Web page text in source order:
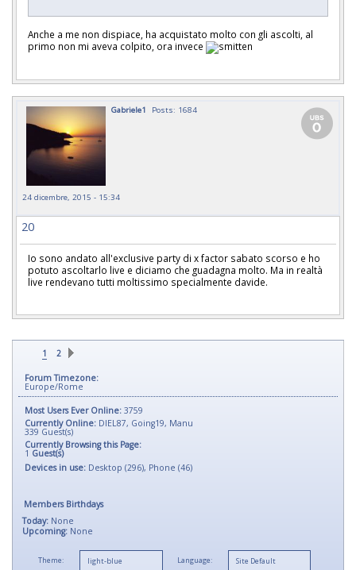
Anche a me non dispiace, ha acquistato molto con gli ascolti, al
primo non mi aveva colpito, ora invece
Gabriele1 Posts: 1684
24 dicembre, 2015 - 15:34
20
Io sono andato all'exclusive party di x factor sabato scorso e ho
potuto ascoltarlo live e diciamo che guadagna molto. Ma in realtà
live rendevano tutti moltissimo specialmente davide.
1 2
Forum Timezone:
Europe/Rome
Most Users Ever Online: 3759
Currently Online: DIEL87, Going19, Manu
339 Guest(s)
Currently Browsing this Page:
1 Guest(s)
Devices in use: Desktop (296), Phone (46)
Members Birthdays
Today: None
Upcoming: None
Theme: Language: